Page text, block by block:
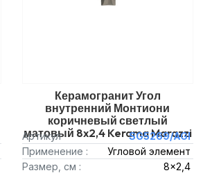
Керамогранит Угол
внутренний Монтиони
коричневый светлый
матовый 8x2,4 Kerama Marazzi
Артикул
SG5269/AGI
Применение :
Угловой элемент
Размер, см :
8x2,4